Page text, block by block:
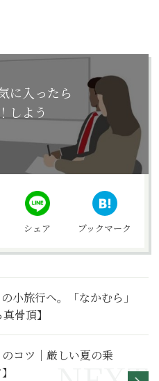
に入ったら
しよう
シェア ブックマーク
小旅行へ。「なかむら」
骨頂】
コツ｜厳しい夏の乗